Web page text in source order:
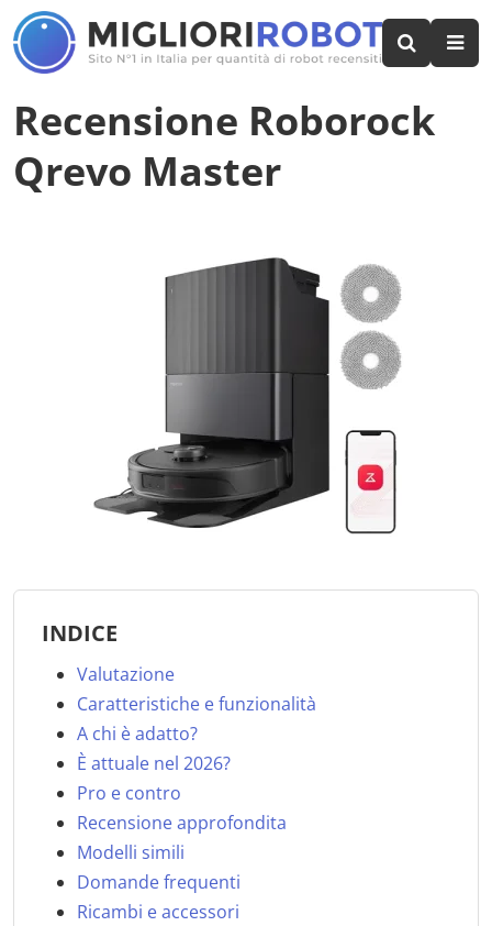
Recensione Roborock
Qrevo Master
INDICE
Valutazione
Caratteristiche e funzionalità
A chi è adatto?
È attuale nel 2026?
Pro e contro
Recensione approfondita
Modelli simili
Domande frequenti
Ricambi e accessori